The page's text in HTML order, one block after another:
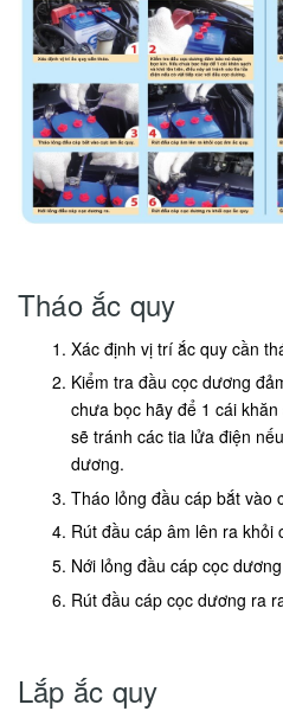
Tháo ắc quy
Xác định vị trí ắc quy cần
Kiểm tra đầu cọc dương
chưa bọc hãy để 1 cái
sẽ tránh các tia lửa điện
dương.
Tháo lỏng đầu cáp bắt vào
Rút đầu cáp âm lên ra khỏi
Nới lỏng đầu cáp cọc
Rút đầu cáp cọc dương ra
Lắp ắc quy